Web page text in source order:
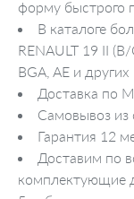
форму быстрого
В каталоге
RENAULT 19 II
BGA, AE и других
Доставка по
Самовывоз из
Гарантия 12
Доставим по
комплектующие